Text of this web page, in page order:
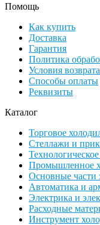
Помощь
Как купить
Доставка
Гарантия
Политика
Условия
Способы оплаты
Реквизиты
Каталог
Торговое
Стеллажи и
Промышленное
Основные части
Автоматика и
Электрика и
Расходные
Инструмент